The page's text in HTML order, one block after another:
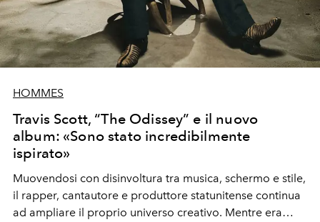
HOMMES
Travis Scott, “The Odissey” e il nuovo
album: «Sono stato incredibilmente
ispirato»
Muovendosi con disinvoltura tra musica, schermo e stile,
il rapper, cantautore e produttore statunitense continua
ad ampliare il proprio universo creativo. Mentre era